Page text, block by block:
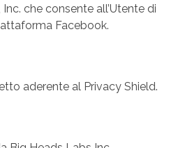
che consente all’Utente di
Facebook.
aderente al Privacy Shield.